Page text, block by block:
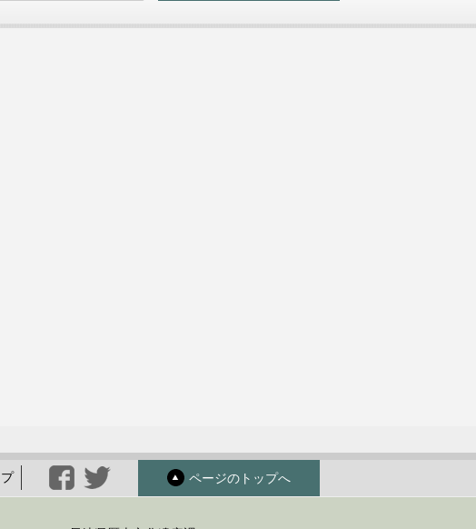
ページのトップへ